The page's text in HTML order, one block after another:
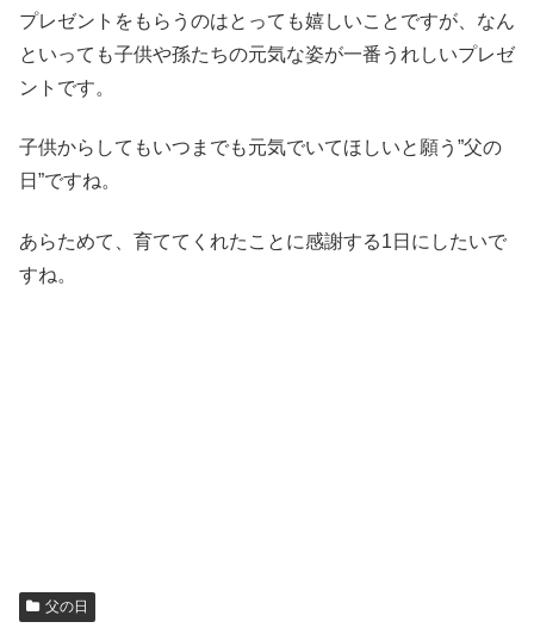
プレゼントをもらうのはとっても嬉しいことですが、なん
といっても子供や孫たちの元気な姿が一番うれしいプレゼ
ントです。
子供からしてもいつまでも元気でいてほしいと願う”父の
日”ですね。
あらためて、育ててくれたことに感謝する1日にしたいで
すね。
父の日